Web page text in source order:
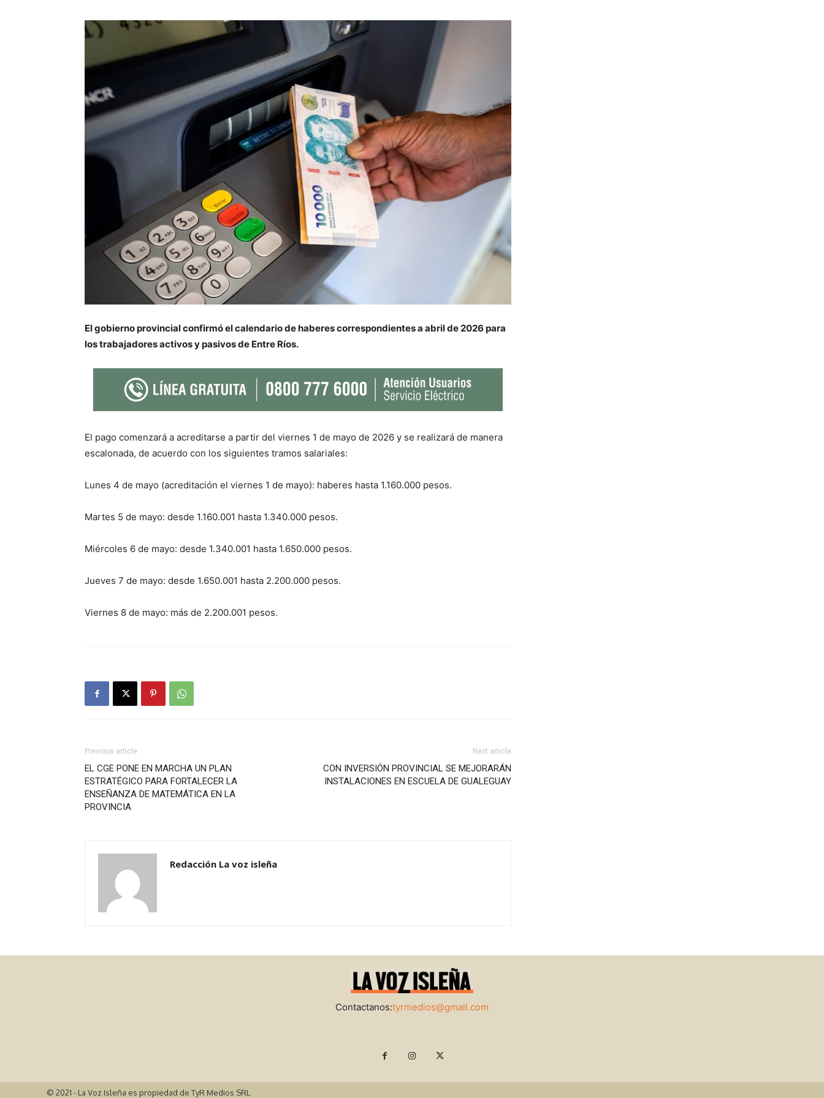
El gobierno provincial confirmó el calendario de haberes correspondientes a abril de 2026 para
los trabajadores activos y pasivos de Entre Ríos.
El pago comenzará a acreditarse a partir del viernes 1 de mayo de 2026 y se realizará de manera
escalonada, de acuerdo con los siguientes tramos salariales:
Lunes 4 de mayo (acreditación el viernes 1 de mayo): haberes hasta 1.160.000 pesos.
Martes 5 de mayo: desde 1.160.001 hasta 1.340.000 pesos.
Miércoles 6 de mayo: desde 1.340.001 hasta 1.650.000 pesos.
Jueves 7 de mayo: desde 1.650.001 hasta 2.200.000 pesos.
Viernes 8 de mayo: más de 2.200.001 pesos.
Previous article
EL CGE PONE EN MARCHA UN PLAN
ESTRATÉGICO PARA FORTALECER LA
ENSEÑANZA DE MATEMÁTICA EN LA
PROVINCIA
Next article
CON INVERSIÓN PROVINCIAL SE MEJORARÁN
INSTALACIONES EN ESCUELA DE GUALEGUAY
Redacción La voz isleña
Contactanos:tyrmedios@gmail.com
© 2021 - La Voz Isleña es propiedad de TyR Medios SRL